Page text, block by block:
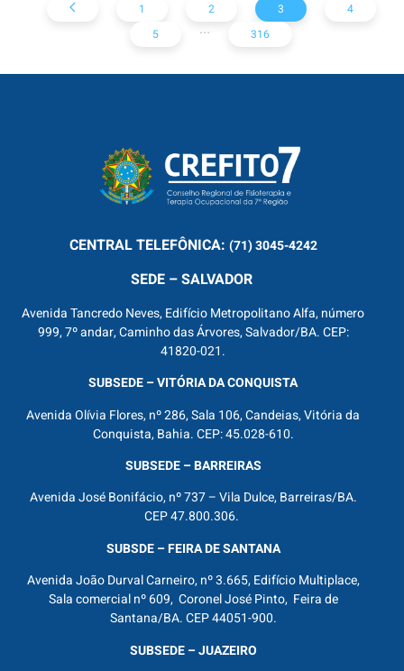
1 2 3
4
5
... 316
CENTRALTELEFÔNICA: (71) 3045-4242
SEDE – SALVADOR
Avenida Tancredo Neves, Edifício Metropolitano Alfa, número
999, 7º andar, Caminho das Árvores, Salvador/BA. CEP:
41820-021.
SUBSEDE – VITÓRIA DA CONQUISTA
Avenida Olívia Flores, nº 286, Sala 106, Candeias, Vitória da
Conquista, Bahia. CEP: 45.028-610.
SUBSEDE – BARREIRAS
Avenida José Bonifácio, nº 737 – Vila Dulce, Barreiras/BA.
CEP 47.800.306.
SUBSDE – FEIRA DE SANTANA
Avenida João Durval Carneiro, nº 3.665, Edifício Multiplace,
Sala comercial nº 609, Coronel José Pinto, Feira de
Santana/BA. CEP 44051-900.
SUBSEDE – JUAZEIRO